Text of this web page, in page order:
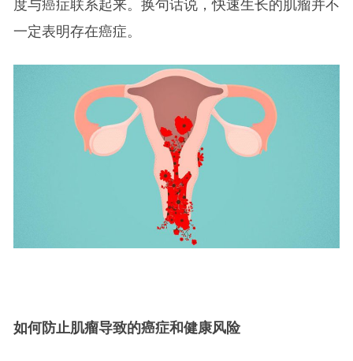
度与癌症联系起来。换句话说，快速生长的肌瘤并不
一定表明存在癌症。
如何防止肌瘤导致的癌症和健康风险